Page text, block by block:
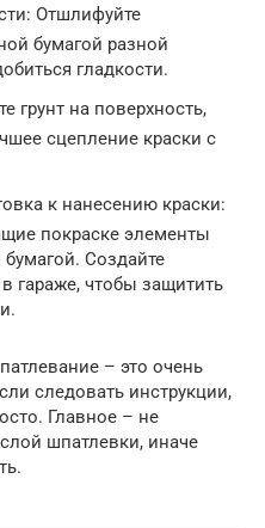
Отшлифуйте
бумагой разной
гладкости.
грунт на поверхность,
сцепление краски с
к нанесению краски:
покраске элементы
Создайте
гараже, чтобы защитить
– это очень
следовать инструкции,
Главное – не
шпатлевки, иначе